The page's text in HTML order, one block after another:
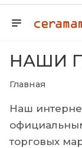
НАШИ
Главная
Наш
торговых